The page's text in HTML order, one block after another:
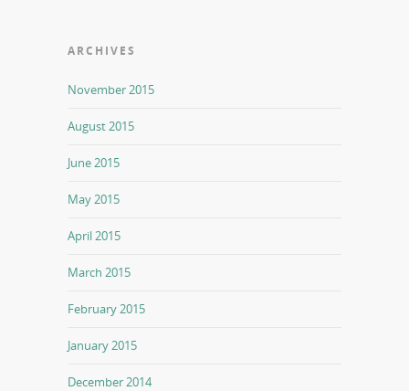
ARCHIVES
November 2015
August 2015
June 2015
May 2015
April 2015
March 2015
February 2015
January 2015
December 2014